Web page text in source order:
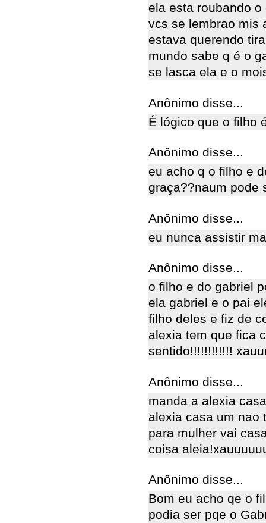
ela esta roubando
vcs se lembrao mis
estava querendo
mundo sabe q é o
se lasca ela e o
Anônimo disse...
É lógico que o filho
Anônimo disse...
eu acho q o filho e
graça??naum pode
Anônimo disse...
eu nunca assistir
Anônimo disse...
o filho e do gabriel
ela gabriel e o pai
filho deles e fiz de
alexia tem que fica
sentido!!!!!!!!!!!!
Anônimo disse...
manda a alexia
alexia casa um nao
para mulher vai
coisa
Anônimo disse...
Bom eu acho qe o
podia ser pqe o